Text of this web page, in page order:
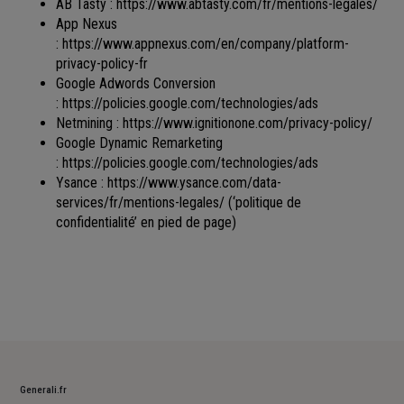
AB Tasty : https://www.abtasty.com/fr/mentions-legales/
App Nexus
: https://www.appnexus.com/en/company/platform-
privacy-policy-fr
Google Adwords Conversion
: https://policies.google.com/technologies/ads
Netmining : https://www.ignitionone.com/privacy-policy/
Google Dynamic Remarketing
: https://policies.google.com/technologies/ads
Ysance : https://www.ysance.com/data-
services/fr/mentions-legales/ (‘politique de
confidentialité’ en pied de page)
Generali.fr